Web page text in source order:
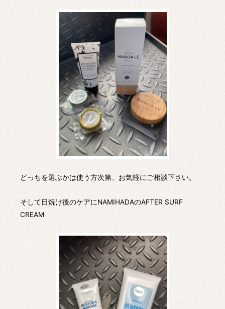
どっちを選ぶかは使う方次第、お気軽にご相談下さい。
そして日焼け後のケアにNAMIHADAのAFTER SURF
CREAM